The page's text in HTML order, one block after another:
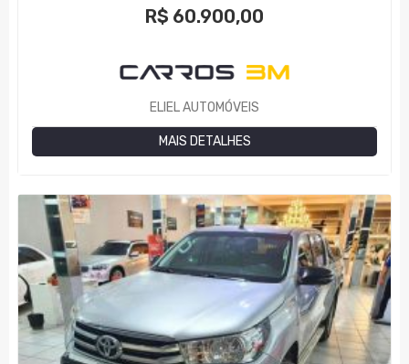
R$ 60.900,00
ELIEL AUTOMÓVEIS
MAIS DETALHES